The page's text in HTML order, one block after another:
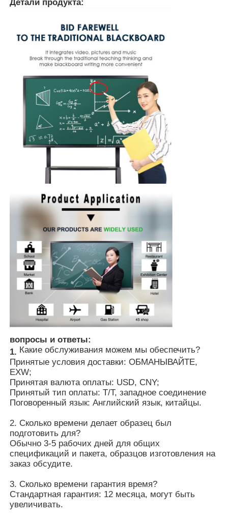
Whiteboard инфракрасн взаимодействующее
Умное классн классный
Индикаторная панель конференции
Детали продукта:
вопросы и ответы:
1. Какие обслуживания можем мы обеспечить?
Принятые условия доставки: ОБМАНЫВАЙТЕ,
EXW;
Принятая валюта оплаты: USD, CNY;
Принятый тип оплаты: T/T, западное соединение
Поговоренный язык: Английский язык, китайцы.
2. Сколько времени делает образец был
подготовить для?
Обычно 3-5 рабочих дней для общих
спецификаций и пакета, образцов изготовления на
заказ обсудите.
3. Сколько времени гарантия время?
Стандартная гарантия: 12 месяца, могут быть
увеличивать.